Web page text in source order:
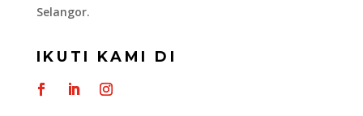
Selangor.
IKUTI KAMI DI